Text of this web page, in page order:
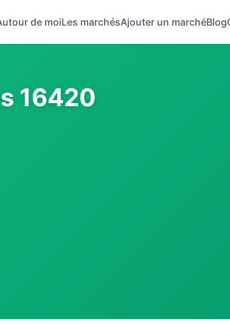
de moiLes marchésAjouter un marchéBlog
16420